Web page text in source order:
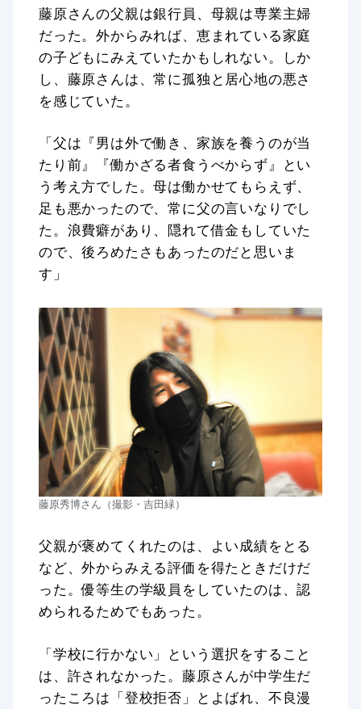
藤原さんの父親は銀行員、母親は専業主婦
だった。外からみれば、恵まれている家庭
の子どもにみえていたかもしれない。しか
し、藤原さんは、常に孤独と居心地の悪さ
を感じていた。
「父は『男は外で働き、家族を養うのが当
たり前』『働かざる者食うべからず』とい
う考え方でした。母は働かせてもらえず、
足も悪かったので、常に父の言いなりでし
た。浪費癖があり、隠れて借金もしていた
ので、後ろめたさもあったのだと思いま
す」
藤原秀博さん（撮影・吉田緑）
父親が褒めてくれたのは、よい成績をとる
など、外からみえる評価を得たときだけだ
った。優等生の学級員をしていたのは、認
められるためでもあった。
「学校に行かない」という選択をすること
は、許されなかった。藤原さんが中学生だ
ったころは「登校拒否」とよばれ、不良漫